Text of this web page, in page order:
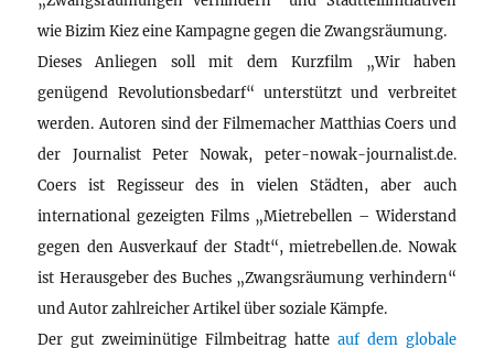
wie Bizim Kiez eine Kampagne gegen die Zwangsräumung.
Dieses Anliegen soll mit dem Kurzfilm „Wir haben
genügend Revolutionsbedarf“ unterstützt und verbreitet
werden. Autoren sind der Filmemacher Matthias Coers und
der Journalist Peter Nowak, peter-nowak-journalist.de.
Coers ist Regisseur des in vielen Städten, aber auch
international gezeigten Films „Mietrebellen – Widerstand
gegen den Ausverkauf der Stadt“, mietrebellen.de. Nowak
ist Herausgeber des Buches „Zwangsräumung verhindern“
und Autor zahlreicher Artikel über soziale Kämpfe.
Der gut zweiminütige Filmbeitrag hatte auf dem globale